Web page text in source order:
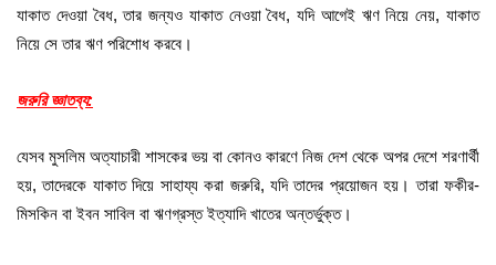
যাকাত দেওয়া বৈধ, তার জন্যও যাকাত নেওয়া বৈধ, যদি আগেই ঋণ নিয়ে নেয়, যাকাত
নিয়ে সে তার ঋণ পরিশোধ করবে।
জরুরি জ্ঞাতব্য:
যেসব মুসলিম অত্যাচারী শাসকের ভয় বা কোনও কারণে নিজ দেশ থেকে অপর দেশে শরণার্থী
হয়, তাদেরকে যাকাত দিয়ে সাহায্য করা জরুরি, যদি তাদের প্রয়োজন হয়। তারা ফকীর-
মিসকিন বা ইবন সাবিল বা ঋণগ্রস্ত ইত্যাদি খাতের অন্তর্ভুক্ত।